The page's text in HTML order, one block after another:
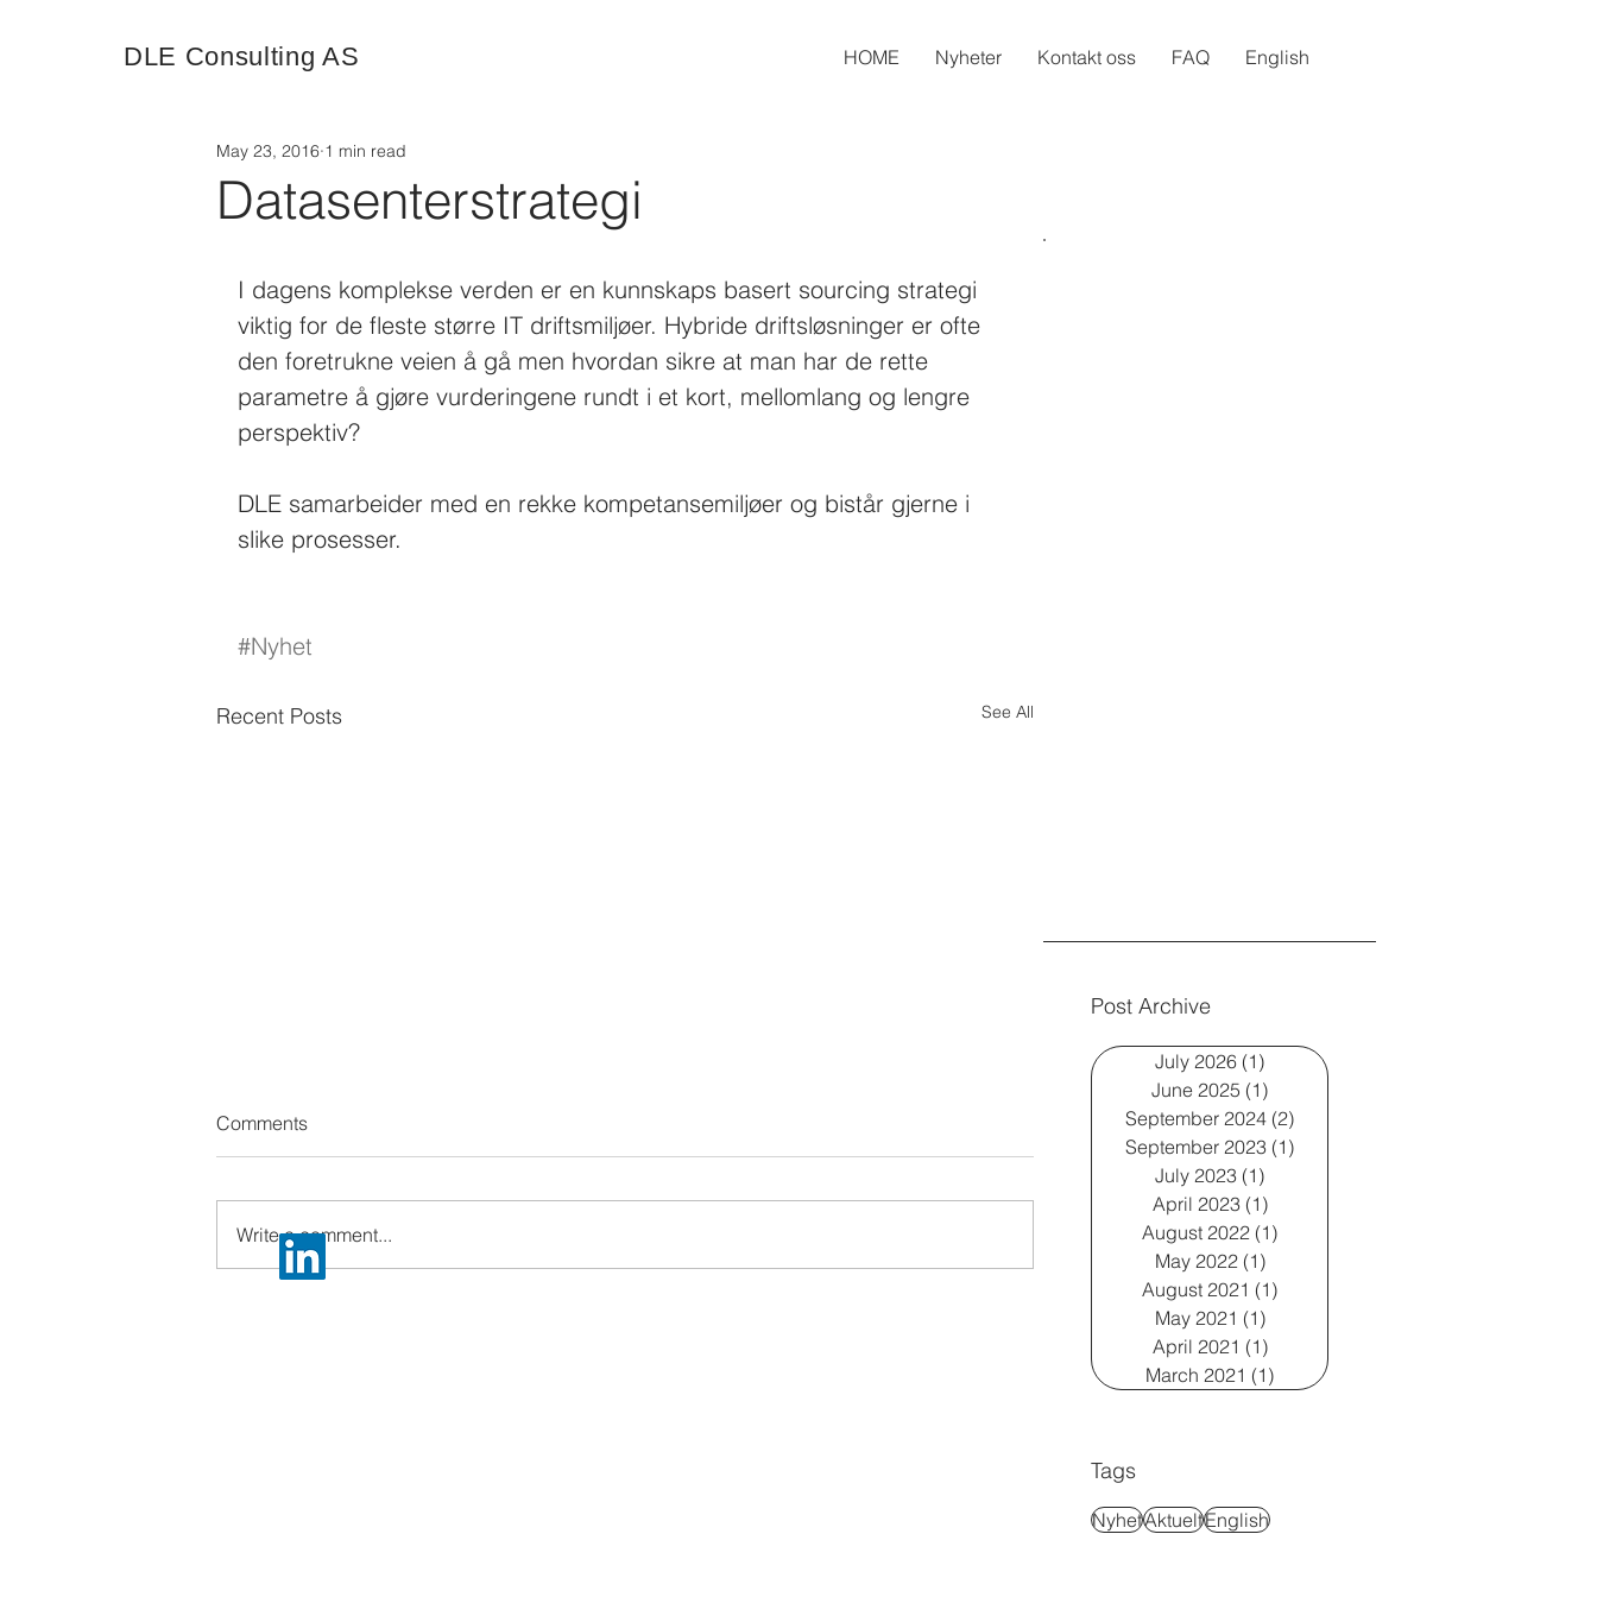
DLE Consulting AS HOME Nyheter Kontakt oss FAQ English
Datasenterstrategi
May 23, 2016 1 min read
I dagens komplekse verden er en kunnskaps basert sourcing strategi
viktig for de fleste større IT driftsmiljøer. Hybride driftsløsninger er ofte
den foretrukne veien å gå men hvordan sikre at man har de rette
parametre å gjøre vurderingene rundt i et kort, mellomlang og lengre
perspektiv?
DLE samarbeider med en rekke kompetansemiljøer og bistår gjerne i
slike prosesser.
#Nyhet
Recent Posts See All
Platform Global 2026
Comments
Write a comment...
Post Archive
July 2026 (1) 1 post
June 2025 (1)
September 2024 (2)
September 2023 (1)
July 2023 (1)
April 2023 (1)1 post
August 2022 (1)
May 2022 (1)1 post
August 2021 (1)
May 2021 (1)1 post
April 2021 (1)1 post
March 2021 (1) 1 post
Tags
NyhetAktueltEnglish